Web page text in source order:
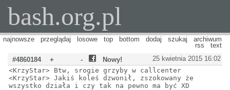
bash.org.pl
najnowsze przeglądaj losowe top bottom dodaj szukaj
archiwum
rss
text
25 kwietnia 2015 16:02
#4860184 + -
Nowy!
<KrzyStar> Btw, srogie grzyby w callcenter
<KrzyStar> Jakiś koleś dzwonił, zszokowany że
wszystko działa i czy tak na pewno ma być XD